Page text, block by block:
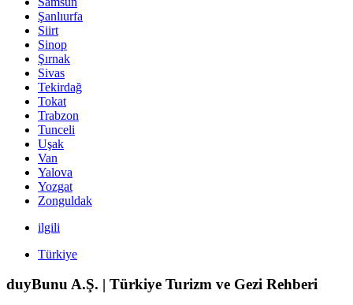
Şanlıurfa
Siirt
Sinop
Şırnak
Sivas
Tekirdağ
Tokat
Trabzon
Tunceli
Uşak
Van
Yalova
Yozgat
Zonguldak
ilgili
Türkiye
duyBunu A.Ş. | Türkiye Turizm ve Gezi Rehberi